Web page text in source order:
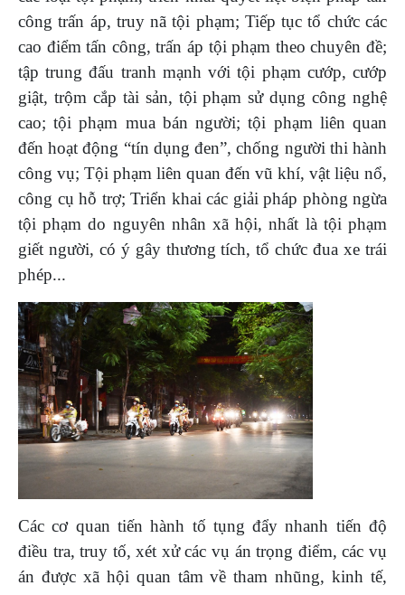
công trấn áp, truy nã tội phạm; Tiếp tục tổ chức các
cao điểm tấn công, trấn áp tội phạm theo chuyên đề;
tập trung đấu tranh mạnh với tội phạm cướp, cướp
giật, trộm cắp tài sản, tội phạm sử dụng công nghệ
cao; tội phạm mua bán người; tội phạm liên quan
đến hoạt động “tín dụng đen”, chống người thi hành
công vụ; Tội phạm liên quan đến vũ khí, vật liệu nổ,
công cụ hỗ trợ; Triển khai các giải pháp phòng ngừa
tội phạm do nguyên nhân xã hội, nhất là tội phạm
giết người, có ý gây thương tích, tổ chức đua xe trái
phép...
Các cơ quan tiến hành tố tụng đẩy nhanh tiến độ
điều tra, truy tố, xét xử các vụ án trọng điểm, các vụ
án được xã hội quan tâm về tham nhũng, kinh tế,